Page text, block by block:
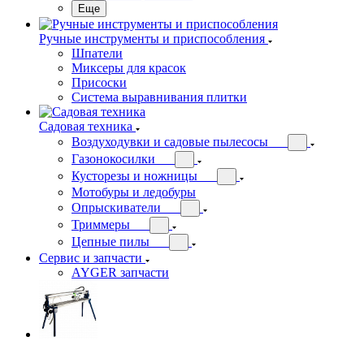
Еще
Ручные инструменты и приспособления
Шпатели
Миксеры для красок
Присоски
Система выравнивания плитки
Садовая техника
Воздуходувки и садовые пылесосы
Газонокосилки
Кусторезы и ножницы
Мотобуры и ледобуры
Опрыскиватели
Триммеры
Цепные пилы
Сервис и запчасти
AYGER запчасти